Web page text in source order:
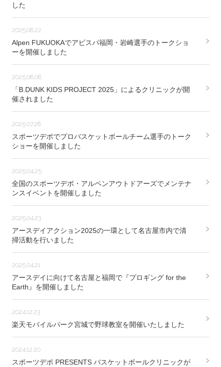
した
2025.08.22
Alpen FUKUOKAでアビスパ福岡・岩崎選手のトークショ
ーを開催しました
2025.08.08
「B.DUNK KIDS PROJECT 2025」によるクリニックが開
催されました
2025.07.28
スポーツデポでプロバスケットボールチーム選手のトーク
ショーを開催しました
2025.04.25
全国のスポーツデポ・アルペンアウトドアーズでメンテナ
ンスイベントを開催しました
2025.04.23
アースデイアクション2025の一環として名古屋市内で清
掃活動を行いました
2025.04.21
アースデイに向けて名古屋と福岡で『プロギング for the
Earth』を開催しました
2024.12.23
楽天モバイルパーク宮城で野球教室を開催いたしました
2024.12.20
スポーツデポ PRESENTS バスケットボールクリニックが